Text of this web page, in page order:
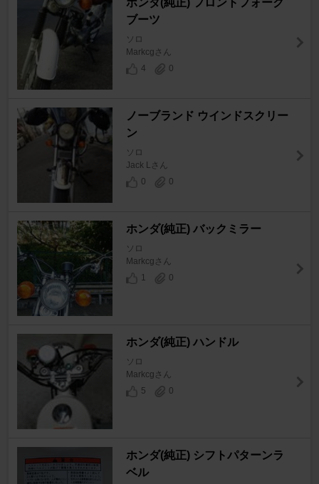
ホンダ(純正) フロントフォーク
ブーツ
ソロ
Markcgさん
4
0
ノーブランド ウインドスクリー
ン
ソロ
Jack Lさん
0
0
ホンダ(純正) バックミラー
ソロ
Markcgさん
1
0
ホンダ(純正) ハンドル
ソロ
Markcgさん
5
0
ホンダ(純正) シフトパターンラ
ベル